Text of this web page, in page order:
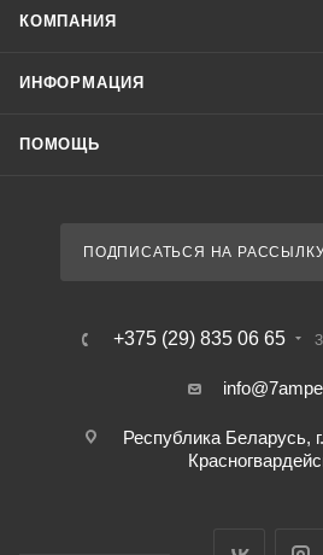
КОМПАНИЯ
ИНФОРМАЦИЯ
ПОМОЩЬ
ПОДПИСАТЬСЯ НА
+375 (29) 835 06 65
Республика Беларусь,